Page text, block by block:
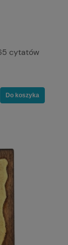
cytatów
Do koszyka